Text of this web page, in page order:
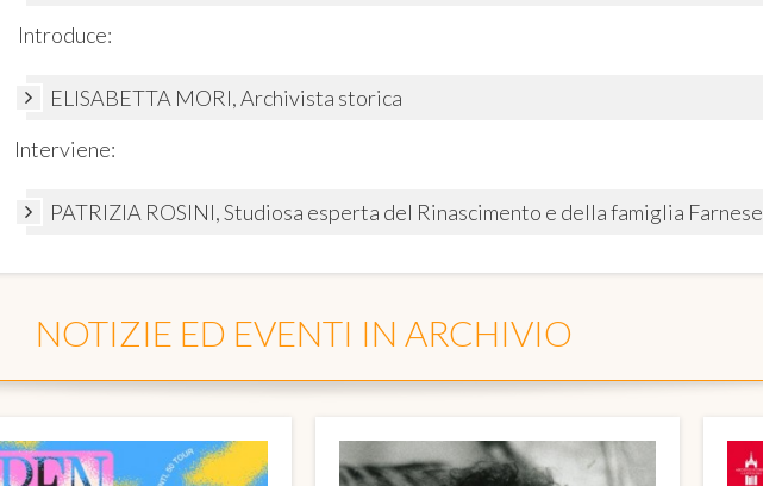
Introduce:
ELISABETTA MORI, Archivista storica
Interviene:
PATRIZIA ROSINI, Studiosa esperta del Rinascimento e della famiglia Farnese
NOTIZIE ED EVENTI IN ARCHIVIO